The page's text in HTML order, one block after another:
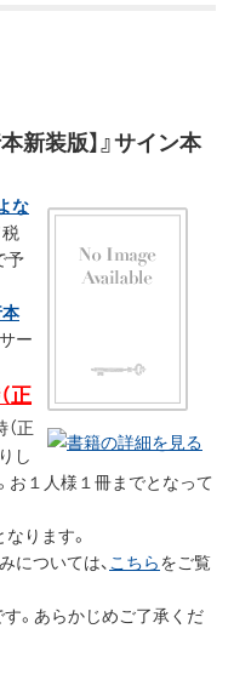
新装版】』サイン本
な
予
本
ー
正
正
し
お１人様１冊までとなって
ります。
については、こちらをご覧
。あらかじめご了承くだ